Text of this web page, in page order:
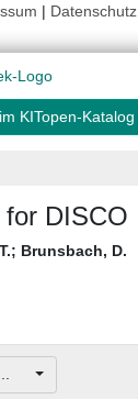
| Datenschutz
KITopen-Katalog
DISCO
; Brunsbach, D.
...